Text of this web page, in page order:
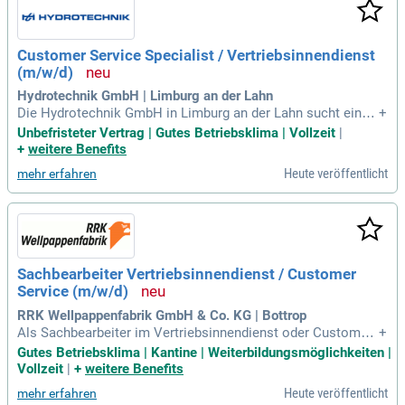
Customer Service Specialist / Vertriebsinnendienst
(m/w/d)
Hydrotechnik GmbH | Limburg an der Lahn
Die Hydrotechnik GmbH in Limburg an der Lahn sucht einen
Customer Service Specialist im Vertriebsinnendienst (m/w/
d). In einer Festanstellung in Vollzeit haben Sie die Möglich
öglichen. Mit über 60 Jahren Erfahrung und 150 Mitarbeiten
den sind wir führend in der Entwicklung präziser Sensorik un
d Messsysteme für Fluidsysteme. Unsere Kunden stammen
aus Schlüsselbranchen wie Maschinenbau und Fluidtechnik
weltweit. Exzellenter Kundenservice steht im Mittelpunkt un
serer Unternehmensphilosophie und fördert langfristige Bez
iehungen. Werden Sie Teil unseres wachsenden Teams und
gestalten Sie die Zukunft der Hydrotechnik aktiv mit!
+
Unbefristeter Vertrag | Gutes Betriebsklima | Vollzeit
+ weitere Benefits
mehr erfahren Heute veröffentlicht
Sachbearbeiter Vertriebsinnendienst / Customer
Service (m/w/d)
RRK Wellpappenfabrik GmbH & Co. KG | Bottrop
Als Sachbearbeiter im Vertriebsinnendienst oder Customer
Service (m/w/d) sind Sie die zentrale Schnittstelle zwischen
Kunden, Außendienst und Produktion. Zu Ihren Aufgaben ge
n sowie die Bearbeitung von Anfragen und Angeboten. Sie v
+
Gutes Betriebsklima | Kantine | Weiterbildungsmöglichkeiten |
Vollzeit | + weitere Benefits
mehr erfahren Heute veröffentlicht